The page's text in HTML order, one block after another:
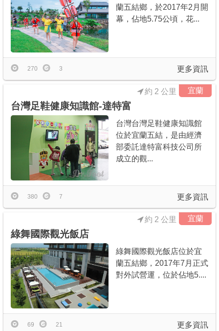
蘭五結鄉，於2017年2月開
幕，佔地5.75公頃，花...
更多資訊
270 3
宜蘭
台灣足鞋健康知識館-達特富
約 2 公里
台灣台灣足鞋健康知識館
位於宜蘭五結，是由經濟
部委託達特富科技公司所
成立的觀...
更多資訊
380 7
宜蘭
綠舞國際觀光飯店
約 2 公里
綠舞國際觀光飯店位於宜
蘭五結鄉，2017年7月正式
對外試營運，位於佔地5....
更多資訊
69 21